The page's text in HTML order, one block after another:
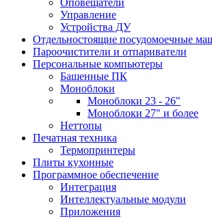
Оповещатели
Управление
Устройства ДУ
Отдельностоящие посудомоечные
Пароочистители и отпариватели
Персональные компьютеры
Башенные ПК
Моноблоки
Моноблоки 23 - 26"
Моноблоки 27" и более
Неттопы
Печатная техника
Термопринтеры
Плиты кухонные
Программное обеспечение
Интеграция
Интеллектуальные модули
Приложения